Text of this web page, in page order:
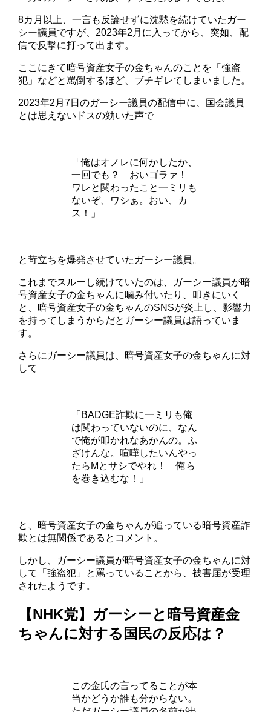
8カ月以上、一言も反論せずに沈黙を続けていたガー
シー議員ですが、2023年2月に入ってから、突如、配
信で反撃に打って出ます。
ここにきて暗号資産女子の金ちゃんのことを「強盗
犯」などと罵倒するほど、ブチギレてしまいました。
2023年2月7日のガーシー議員の配信中に、国会議員
とは思えないドスの効いた声で
「俺はオノレに何かしたか、
一回でも？ おいゴラァ！
ワレと関わったこと一ミリも
ないぞ、ワシぁ。おい、カ
ス！」
と苛立ちを爆発させていたガーシー議員。
これまでスルーし続けていたのは、ガーシー議員が暗
号資産女子の金ちゃんに噛み付いたり、叩きにいく
と、暗号資産女子の金ちゃんのSNSが炎上し、影響力
を持ってしまうからだとガーシー議員は語っていま
す。
さらにガーシー議員は、暗号資産女子の金ちゃんに対
して
「BADGE詐欺に一ミリも俺
は関わっていないのに、なん
で俺が叩かれなあかんの。ふ
ざけんな。喧嘩したいんやっ
たらMとサシでやれ！ 俺ら
を巻き込むな！」
と、暗号資産女子の金ちゃんが追っている暗号資産詐
欺とは無関係であるとコメント。
しかし、ガーシー議員が暗号資産女子の金ちゃんに対
して「強盗犯」と罵っていることから、被害届が受理
されたようです。
【NHK党】ガーシーと暗号資産金
ちゃんに対する国民の反応は？
この金氏の言ってることが本
当かどうか誰も分からない。